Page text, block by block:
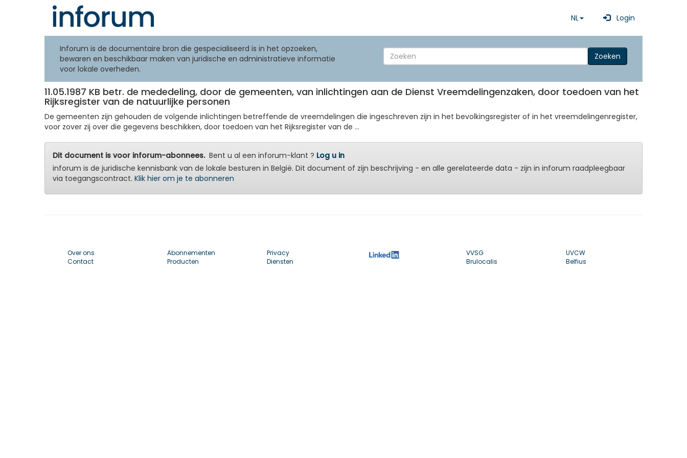
NL Login
Inforum is de documentaire bron die gespecialiseerd is in het opzoeken,
bewaren en beschikbaar maken van juridische en administratieve informatie
voor lokale overheden.
Zoeken
11.05.1987 KB betr. de mededeling, door de gemeenten, van inlichtingen aan de Dienst Vreemdelingenzaken, door toedoen van het
Rijksregister van de natuurlijke personen
De gemeenten zijn gehouden de volgende inlichtingen betreffende de vreemdelingen die ingeschreven zijn in het bevolkingsregister of in het vreemdelingenregister,
voor zover zij over die gegevens beschikken, door toedoen van het Rijksregister van de ...
Dit document is voor inforum-abonnees.Bent u al een inforum-klant ? Log u in
inforum is de juridische kennisbank van de lokale besturen in België. Dit document of zijn beschrijving - en alle gerelateerde data - zijn in inforum raadpleegbaar
via toegangscontract. Klik hier om je te abonneren
Over ons
Contact
Abonnementen
Producten
Privacy
Diensten
VVSG
Brulocalis
UVCW
Belfius